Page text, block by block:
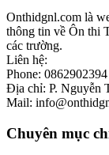
Onthidgnl.com là
thông tin về Ôn thi
các trường.
Liên hệ:
Phone: 0862902394
Địa chỉ: P. Nguyễn
Mail:
Chuyên mục